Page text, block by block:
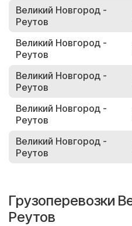
Великий Новгород -
Реутов
Великий Новгород -
Реутов
Великий Новгород -
Реутов
Великий Новгород -
Реутов
Великий Новгород -
Реутов
Грузоперевозки
Реутов